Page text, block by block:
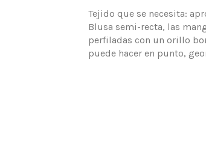
Tejido que se necesita:
Blusa semi-recta, las
perfiladas con un orillo
puede hacer en punto,